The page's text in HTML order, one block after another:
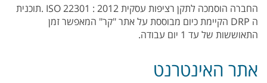
החברה הוסמכה לתקן רציפות עסקית 2012 : 22301 ISO .תוכנית
ה DRP הקיימת כיום מבוססת על אתר "קר" המאפשר זמן
התאוששות של עד 1 יום עבודה.
אתר האינטרנט